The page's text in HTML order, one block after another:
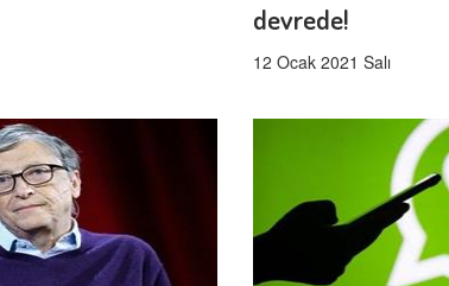
devrede!
12 Ocak 2021 Salı